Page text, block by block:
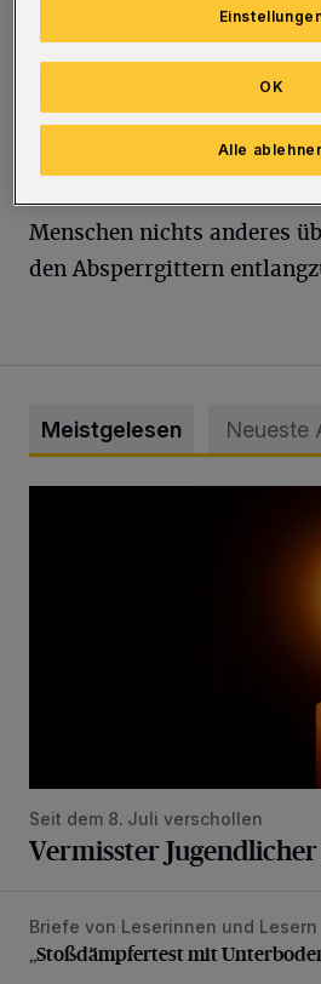
nicht an den Anblick
Fernwärme-
Baustellen haben jetzt auch
stärksten frequentierten
Elberfelder Fußgängerzone
Menschen nichts anderes
den Absperrgittern
Meistgelesen Neueste
Seit dem 8. Juli verschollen
Vermisster
„Stoßdämpfertest mit
Briefe von Leserinnen und Lesern
„Stoßdämpfertest mit
Alle
OK